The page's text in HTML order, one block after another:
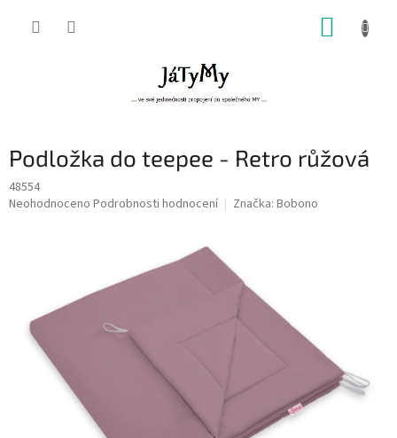
Podložka do teepee - Retro růžová
48554
Průměrné
hvězdiček.
Neohodnoceno Podrobnosti hodnocení Značka: Bobono